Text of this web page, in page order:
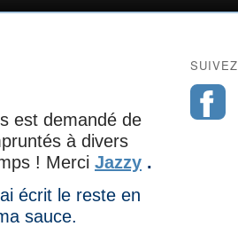
est demandé de
à divers
! Merci Jazzy .
écrit le reste en
sauce.